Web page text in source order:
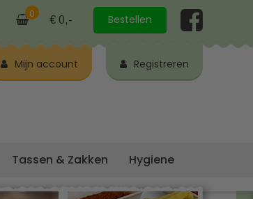
0 € 0,- Bestellen
Mijn account Registreren
Tassen & Zakken Hygiene